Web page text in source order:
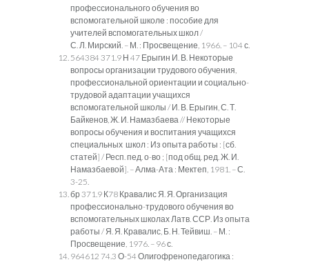
профессионального обучения во
вспомогательной школе : пособие для
учителей вспомогательных школ /
С. Л. Мирский. – М. : Просвещение, 1966. – 104 с.
564384 371.9 Н 47 Ерыгин И. В. Некоторые
вопросы организации трудового обучения,
профессиональной ориентации и социально-
трудовой адаптации учащихся
вспомогательной школы / И. В. Ерыгин, С. Т.
Байкенов, Ж. И. Намазбаева // Некоторые
вопросы обучения и воспитания учащихся
специальных школ : Из опыта работы : [сб.
статей] / Респ. пед. о-во ; [под общ. ред. Ж. И.
Намазбаевой]. – Алма-Ата : Мектеп, 1981. – С.
3-25.
бр 371.9 К78 Кравалис Я. Я. Организация
профессионально-трудового обучения во
вспомогательных школах Латв. ССР. Из опыта
работы / Я. Я. Кравалис, Б. Н. Тейвиш. – М. :
Просвещение, 1976. – 96 с.
964612 74.3 О-54 Олигофренопедагогика :